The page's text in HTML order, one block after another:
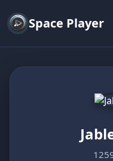
Space Player